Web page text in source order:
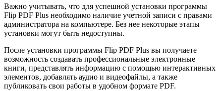
Важно учитывать, что для успешной установки программы
Flip PDF Plus необходимо наличие учетной записи с правами
администратора на компьютере. Без нее некоторые этапы
установки могут быть недоступны.
После установки программы Flip PDF Plus вы получаете
возможность создавать профессиональные электронные
книги, представлять информацию с помощью интерактивных
элементов, добавлять аудио и видеофайлы, а также
публиковать свои работы в удобном формате PDF.